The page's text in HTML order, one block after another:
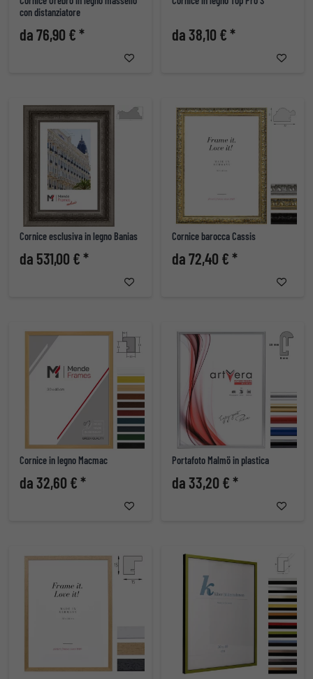
con distanziatore
da 76,90 € * da 38,10 € *
Cornice esclusiva in legno Banias
da 531,00 € *
Cornice barocca Cassis
da 72,40 € *
Cornice in legno Macmac
da 32,60 € *
Portafoto Malmö in plastica
da 33,20 € *